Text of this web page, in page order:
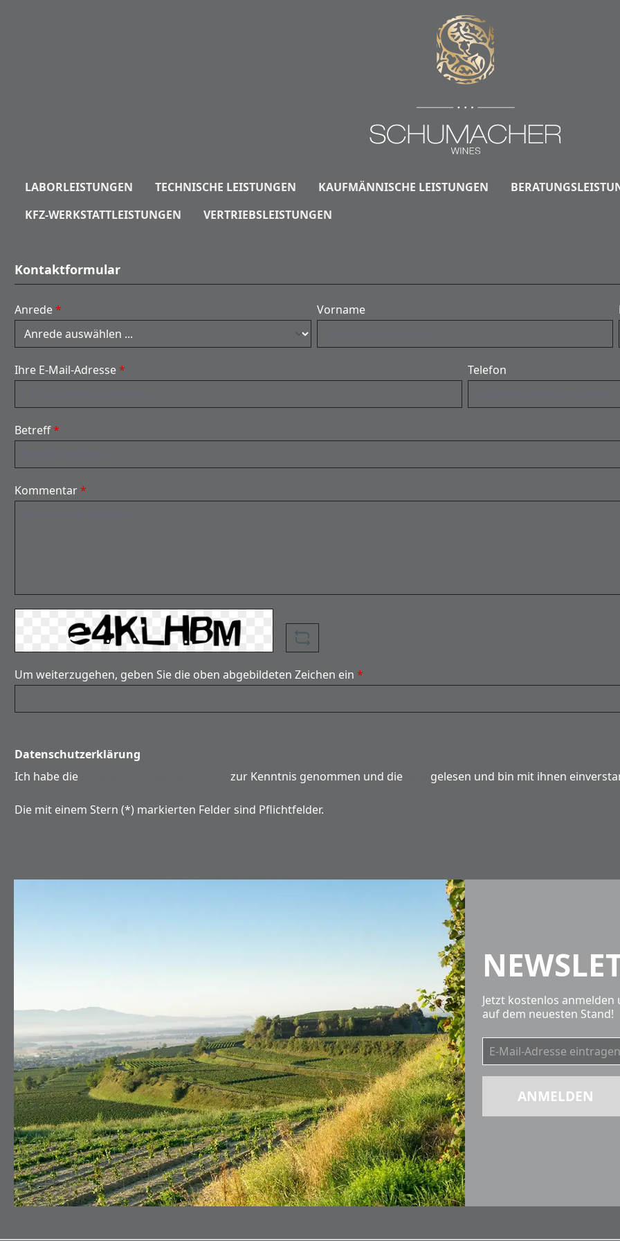
LABORLEISTUNGEN TECHNISCHE LEISTUNGEN KAUFMÄNNISCHE LEISTUNGEN
KFZ-WERKSTATTLEISTUNGEN
VERTRIEBSLEISTUNGEN
Kontaktformular
Anrede* Vorname
Ihre E-Mail-Adresse* Telefon
Betreff*
Kommentar*
Um weiterzugehen, geben Sie die oben abgebildeten Zeichen ein *
Datenschutzerklärung
Ich habe die
zur Kenntnis genommen und die gelesen und bin mit ihnen
Die mit einem Stern (*) markierten Felder sind Pflichtfelder.
Jetzt kostenlos
auf dem neuesten Stand!
ANMELDEN